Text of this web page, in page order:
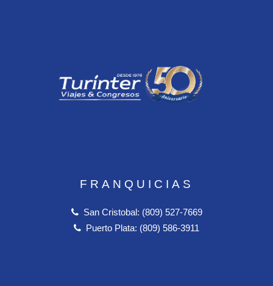
FRANQUICIAS
San Cristobal: (809) 527-7669
Puerto Plata: (809) 586-3911